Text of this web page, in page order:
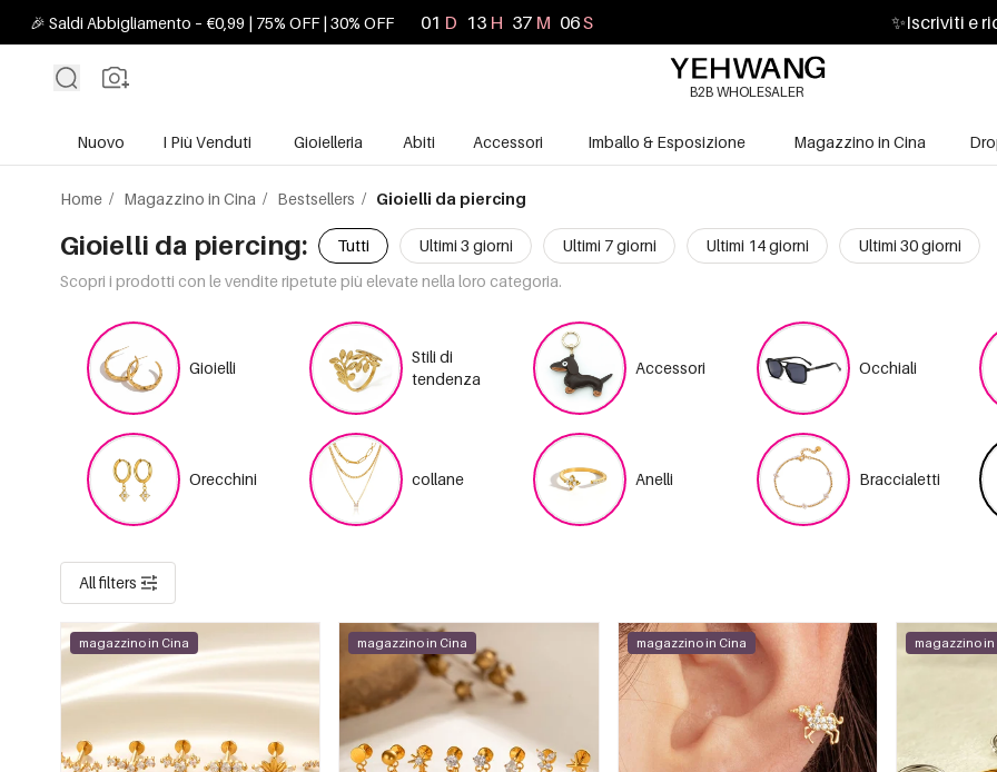
🎉 Saldi Abbigliamento – €0,99 | 75% OFF | 30% OFF 01 D 13 H 37 M 03S ✨Iscriviti e
B2B WHOLESALER
Nuovo I Più Venduti Gioielleria Abiti Accessori Imballo & Esposizione Magazzino in Cina
Home / Magazzino in Cina / Bestsellers / Gioielli da piercing
Gioielli da piercing: Tutti Ultimi 3 giorni Ultimi 7 giorni Ultimi 14 giorni
Ultimi 30 giorni
Scopri i prodotti con le vendite ripetute più elevate nella loro categoria.
Gioielli
Stili di
tendenza
Accessori Occhiali
Orecchini collane Anelli Braccialetti
All filters
magazzino in Cina magazzino in Cina magazzino in Cina magazzino in